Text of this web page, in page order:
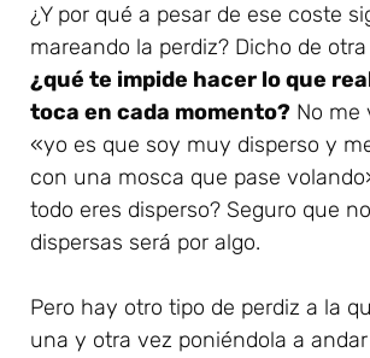
¿Y por qué a pesar de ese coste
mareando la perdiz? Dicho de
¿qué te impide hacer lo que
toca en cada momento? No me
«yo es que soy muy disperso y
con una mosca que pase
todo eres disperso? Seguro que
dispersas será por algo.
Pero hay otro tipo de perdiz a la
una y otra vez poniéndola a